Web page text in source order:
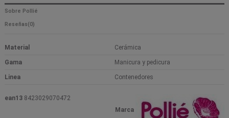
Sobre Pollié
Reseñas(0)
Material Cerámica
Gama Manicura y pedicura
Linea Contenedores
Marca
ean13 8423029070472